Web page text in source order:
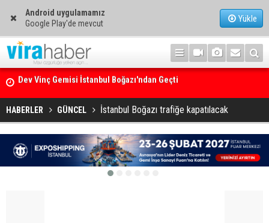
Android uygulamamız
Google Play'de mevcut
Yükle
Ege Denizi’nin En Büyük Mercan Ormanı
HABERLER GÜNCEL İstanbul Boğazı trafiğe kapatılacak